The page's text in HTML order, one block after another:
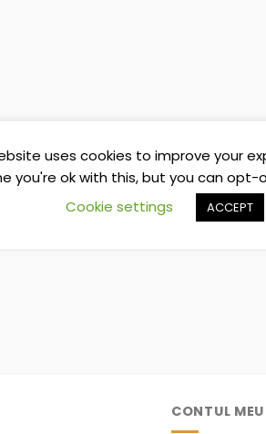
CONTUL MEU
uses cookies to improve your
you're ok with this, but you can opt-
Cookie settings
ACCEPT